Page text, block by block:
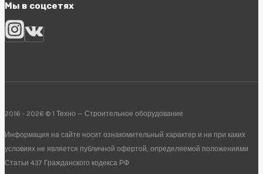
Мы в соцсетях
2016 - 2026 © 1 Техно — Строительное оборудование
Информация на сайте носит ознакомительный характер и ни при каких
условиях не является публичной офертой, определяемой положениями
Статьи 437 Гражданского кодекса РФ